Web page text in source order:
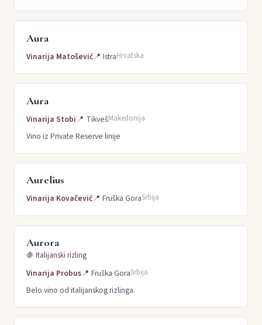
Aura
Vinarija Matošević📍 IstraHrvatska
Aura
Vinarija Stobi📍 TikvešMakedonija
Vino iz Private Reserve linije
Aurelius
Vinarija Kovačević📍 Fruška GoraSrbija
Aurora
🍇 Italijanski rizling
Vinarija Probus📍 Fruška GoraSrbija
Belo vino od italijanskog rizlinga.